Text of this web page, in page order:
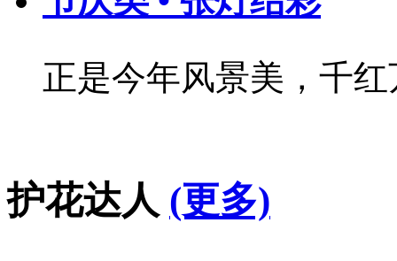
正是今年风景美，千
护花达人 (更多)